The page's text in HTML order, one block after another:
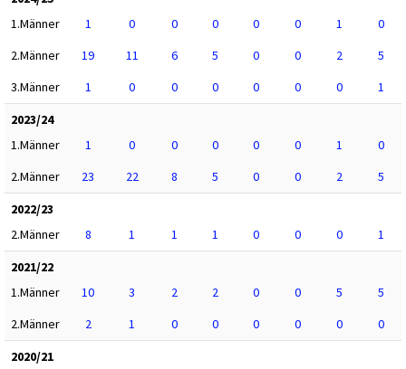
1.Männer
1 0 0 0 0 0 1
0
2.Männer
19 11 6 5 0 0 2
5
3.Männer
1 0 0 0 0 0 0
1
2023/24
1.Männer
1 0 0 0 0 0 1
0
2.Männer
23 22 8 5 0 0 2
5
2022/23
2.Männer
8 1 1 1 0 0 0
1
2021/22
1.Männer
10 3 2 2 0 0 5
5
2.Männer
2 1 0 0 0 0 0
0
2020/21